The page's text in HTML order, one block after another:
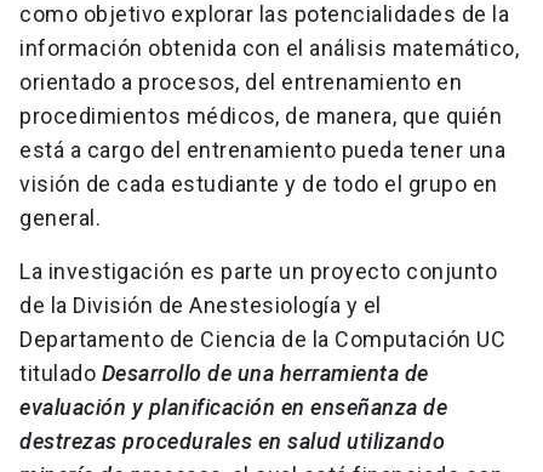
como objetivo explorar las potencialidades de la
información obtenida con el análisis matemático,
orientado a procesos, del entrenamiento en
procedimientos médicos, de manera, que quién
está a cargo del entrenamiento pueda tener una
visión de cada estudiante y de todo el grupo en
general.
La investigación es parte un proyecto conjunto
de la División de Anestesiología y el
Departamento de Ciencia de la Computación UC
titulado Desarrollo de una herramienta de
evaluación y planificación en enseñanza de
destrezas procedurales en salud utilizando